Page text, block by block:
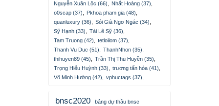
Nguyễn Xuân Lộc (66)
Nhất Hoàng (37)
o0scap (37)
Pkhoa pham gia (48)
quanluxury (36)
Sói Già Ngơ Ngác (34)
Sỹ Hạnh (33)
Tài Lê Sỹ (36)
Tam Truong (42)
tetloilom (37)
Thanh Vu Duc (51)
ThanhNhon (35)
thihuyen89 (45)
Trần Thị Thu Huyền (35)
Trọng Hiếu Huỳnh (33)
trương tấn hóa (41)
Võ Minh Hường (42)
vphuctags (37)
bnsc2020
bảng dự thầu bnsc